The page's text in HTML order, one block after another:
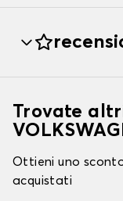
Trovate
Ottieni uno
acquistati